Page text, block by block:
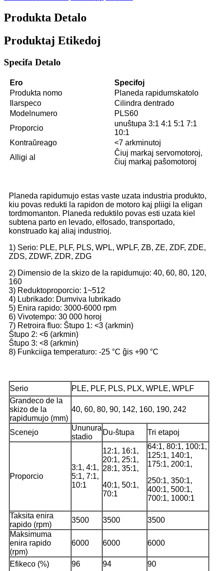
Produkta Detalo
Produktaj Etikedoj
Specifa Detalo
Ero
Specifoj
Produkta nomo
Planeda rapidumskatolo
Ilarspeco
Cilindra dentrado
Modelnumero
PLS60
Proporcio
unuŝtupa 3:1 4:1 5:1 7:1
10:1
Kontraŭreago
<7 arkminutoj
Alligi al
Ĉiuj markaj servomotoroj,
ĉiuj markaj paŝomotoroj
Planeda rapidumujo estas vaste uzata industria produkto,
kiu povas redukti la rapidon de motoro kaj pliigi la eligan
tordmomanton. Planeda reduktilo povas esti uzata kiel
subtena parto en levado, elfosado, transportado,
konstruado kaj aliaj industrioj.
1) Serio: PLE, PLF, PLS, WPL, WPLF, ZB, ZE, ZDF, ZDE,
ZDS, ZDWF, ZDR, ZDG
2) Dimensio de la skizo de la rapidumujo: 40, 60, 80, 120,
160
3) Reduktoproporcio: 1~512
4) Lubrikado: Dumviva lubrikado
5) Enira rapido: 3000-6000 rpm
6) Vivotempo: 30 000 horoj
7) Retroira fluo: Ŝtupo 1: <3 (arkmin)
Ŝtupo 2: <6 (arkmin)
Ŝtupo 3: <8 (arkmin)
8) Funkciiga temperaturo: -25 °C ĝis +90 °C
Serio
PLE, PLF, PLS, PLX, WPLE, WPLF
Grandeco de la
skizo de la
rapidumujo (mm)
40, 60, 80, 90, 142, 160, 190, 242
Scenejo
Ununura
stadio
Du-ŝtupa Tri etapoj
Proporcio
3:1, 4:1,
5:1, 7:1,
10:1
12:1, 16:1,
20:1, 25:1,
28:1, 35:1,
40:1, 50:1,
70:1
64:1, 80:1, 100:1,
125:1, 140:1,
175:1, 200:1,
250:1, 350:1,
400:1, 500:1,
700:1, 1000:1
Taksita enira
rapido (rpm)
3500 3500
3500
Maksimuma
enira rapido
(rpm)
6000 6000 6000
Efikeco (%) 96 94
90